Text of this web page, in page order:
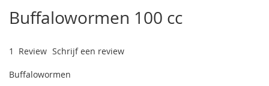
het
begin
de
gallerij
Buffalowormen 100 cc
1 Review Schrijf een review
Buffalowormen